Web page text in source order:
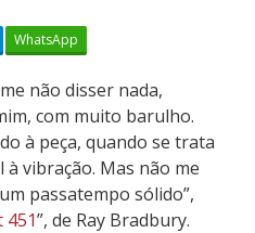
WhatsApp
não disser nada,
com muito barulho.
à peça, quando se trata
vibração. Mas não me
passatempo sólido”,
”, de Ray Bradbury.